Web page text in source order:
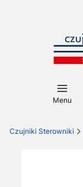
Menu
Czujniki Sterowniki